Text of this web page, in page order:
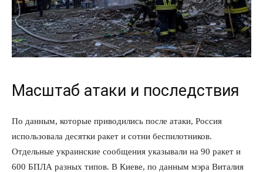
Масштаб атаки и последствия
По данным, которые приводились после атаки, Россия
использовала десятки ракет и сотни беспилотников.
Отдельные украинские сообщения указывали на 90 ракет и
600 БПЛА разных типов. В Киеве, по данным мэра Виталия